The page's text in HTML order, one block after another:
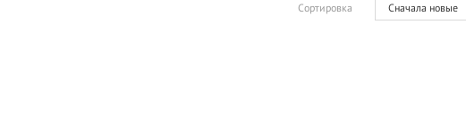
Сортировка Сначала новые